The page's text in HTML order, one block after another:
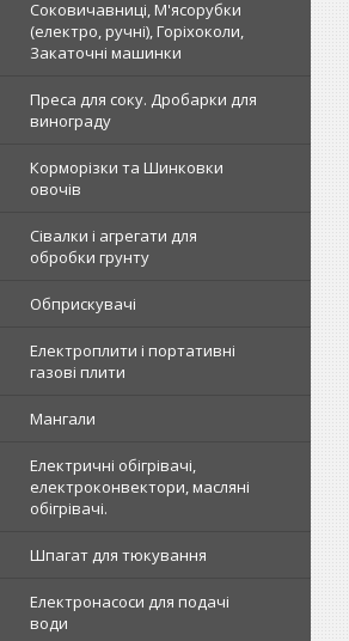
Соковичавниці, М'ясорубки
(електро, ручні), Горіхоколи,
Закаточні машинки
Преса для соку. Дробарки для
винограду
Корморізки та Шинковки
овочів
Сівалки і агрегати для
обробки грунту
Обприскувачі
Електроплити і портативні
газові плити
Мангали
Електричні обігрівачі,
електроконвектори, масляні
обігрівачі.
Шпагат для тюкування
Електронасоси для подачі
води